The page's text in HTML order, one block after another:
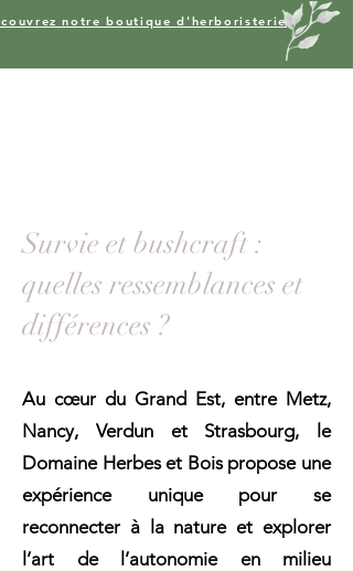
notre boutique d'herboristerie
Survie et bushcraft :
quelles ressemblances et
différences ?
Au cœur du Grand Est, entre Metz,
Nancy, Verdun et Strasbourg, le
Domaine Herbes et Bois propose une
expérience unique pour se
reconnecter à la nature et explorer
l’art de l’autonomie en milieu